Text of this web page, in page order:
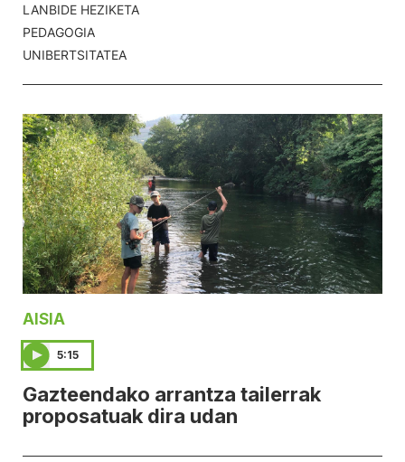
LANBIDE HEZIKETA
PEDAGOGIA
UNIBERTSITATEA
AISIA
5:15
Gazteendako arrantza tailerrak
proposatuak dira udan